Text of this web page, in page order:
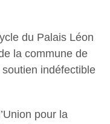
du Palais Léon
la commune de
indéfectible
pour la